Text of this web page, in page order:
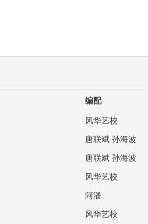
编配
风华艺校
唐联斌 孙海波
唐联斌 孙海波
风华艺校
阿潘
风华艺校